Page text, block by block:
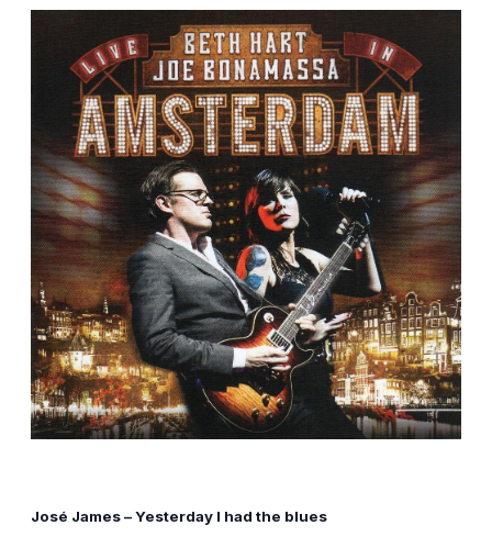
José James – Yesterday I had the blues